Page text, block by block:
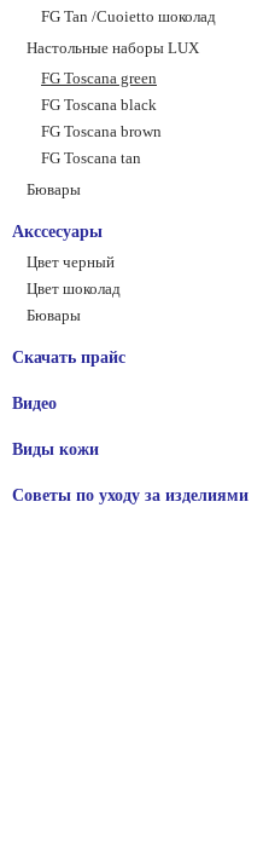
FG Tan /Сuoietto шоколад
Настольные наборы LUX
FG Toscana green
FG Toscana black
FG Toscana brown
FG Toscana tan
Бювары
Акссесуары
Цвет черный
Цвет шоколад
Бювары
Скачать прайс
Видео
Виды кожи
Советы по уходу за изделиями